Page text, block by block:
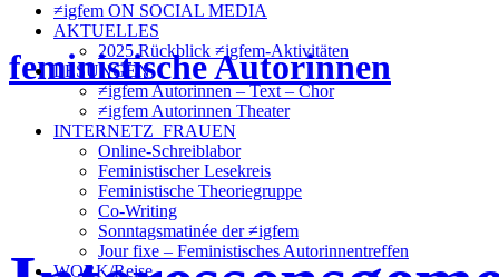
≠igfem ON SOCIAL MEDIA
AKTUELLES
2025 Rückblick ≠igfem-Aktivitäten
LESUNGEN
≠igfem Autorinnen – Text – Chor
≠igfem Autorinnen Theater
INTERNETZ_FRAUEN
Online-Schreiblabor
Feministischer Lesekreis
Feministische Theoriegruppe
Co-Writing
Sonntagsmatinée der ≠igfem
Jour fixe – Feministisches Autorinnentreffen
WORK/Reise